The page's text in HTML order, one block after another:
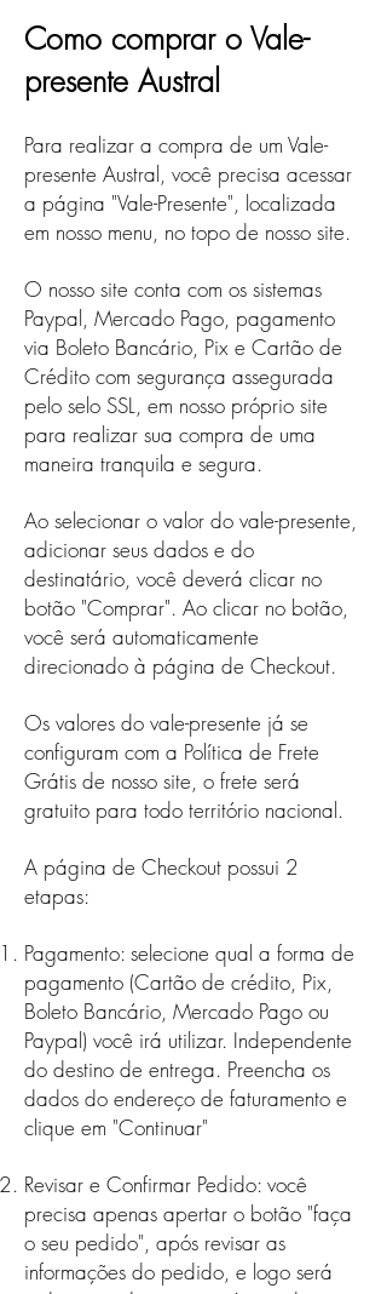
Como comprar o Vale-
presente Austral
Para realizar a compra de um Vale-
presente Austral, você precisa acessar
a página "Vale-Presente", localizada
em nosso menu, no topo de nosso site.
O nosso site conta com os sistemas
Paypal, Mercado Pago, pagamento
via Boleto Bancário, Pix e Cartão de
Crédito com segurança assegurada
pelo selo SSL, em nosso próprio site
para realizar sua compra de uma
maneira tranquila e segura.
Ao selecionar o valor do vale-presente,
adicionar seus dados e do
destinatário, você deverá clicar no
botão "Comprar". Ao clicar no botão,
você será automaticamente
direcionado à página de Checkout.
Os valores do vale-presente já se
configuram com a Política de Frete
Grátis de nosso site, o frete será
gratuito para todo território nacional.
A página de Checkout possui 2
etapas:
Pagamento: selecione qual a forma de
pagamento (Cartão de crédito, Pix,
Boleto Bancário, Mercado Pago ou
Paypal) você irá utilizar. Independente
do destino de entrega. Preencha os
dados do endereço de faturamento e
clique em "Continuar"
Revisar e Confirmar Pedido: você
precisa apenas apertar o botão "faça
o seu pedido", após revisar as
informações do pedido, e logo será